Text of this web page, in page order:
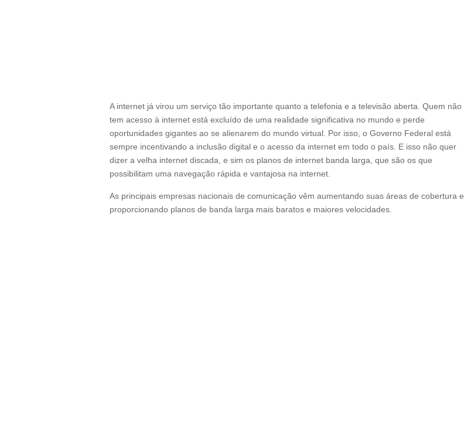
A internet já virou um serviço tão importante quanto a telefonia e a televisão aberta. Quem não
tem acesso à internet está excluído de uma realidade significativa no mundo e perde
oportunidades gigantes ao se alienarem do mundo virtual. Por isso, o Governo Federal está
sempre incentivando a inclusão digital e o acesso da internet em todo o país. E isso não quer
dizer a velha internet discada, e sim os planos de internet banda larga, que são os que
possibilitam uma navegação rápida e vantajosa na internet.
As principais empresas nacionais de comunicação vêm aumentando suas áreas de cobertura e
proporcionando planos de banda larga mais baratos e maiores velocidades.